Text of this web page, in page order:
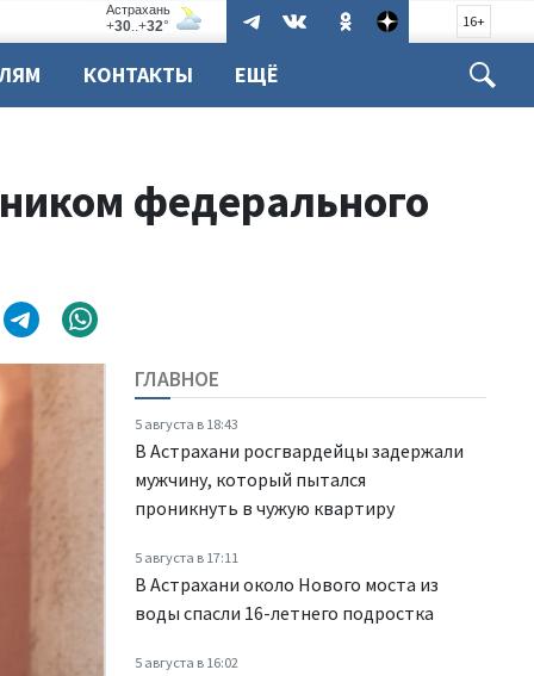
16+
КОНТАКТЫ ЕЩЁ
федерального
ГЛАВНОЕ
5 августа в 18:43
В Астрахани росгвардейцы задержали
мужчину, который пытался
проникнуть в чужую квартиру
5 августа в 17:11
В Астрахани около Нового моста из
воды спасли 16-летнего подростка
5 августа в 16:02